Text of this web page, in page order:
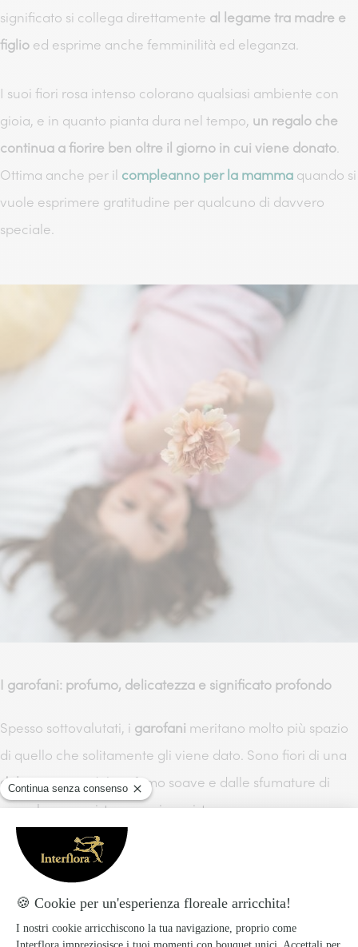
significato si collega direttamente al legame tra madre e
figlio ed esprime anche femminilità ed eleganza.
I suoi fiori rosa intenso colorano qualsiasi ambiente con
gioia, e in quanto pianta dura nel tempo, un regalo che
continua a fiorire ben oltre il giorno in cui viene donato.
Ottima anche per il compleanno per la mamma quando si
vuole esprimere gratitudine per qualcuno di davvero
speciale.
I garofani: profumo, delicatezza e significato profondo
Spesso sottovalutati, i garofani meritano molto più spazio
di quello che solitamente gli viene dato. Sono fiori di una
dolcezza rara , dal profumo soave e dalle sfumature di
rosa che conquistano a prima vista.
Nella tradizione cattolica il garofano è simbolo di amore
, quello che resiste allo scorrere del tempo. Per una
mamma religiosa, o semplicemente per una che dà
valore al significato delle cose, un bouquet di garofani è